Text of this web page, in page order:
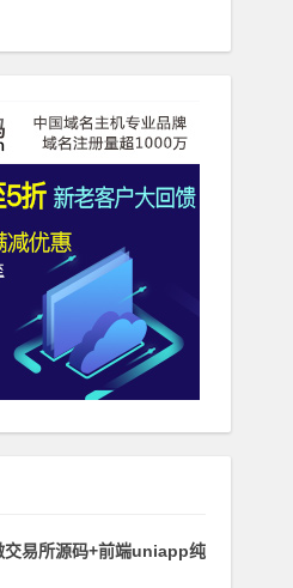
交易所源码+前端uniapp纯